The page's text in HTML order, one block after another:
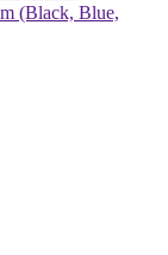
(Black, Blue,